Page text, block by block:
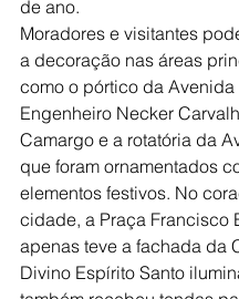
de ano.
Moradores e visitantes
a decoração nas áreas
como o pórtico da Avenida
Engenheiro Necker
Camargo e a rotatória da
que foram ornamentados
elementos festivos. No
cidade, a Praça Francisco
apenas teve a fachada da
Divino Espírito Santo